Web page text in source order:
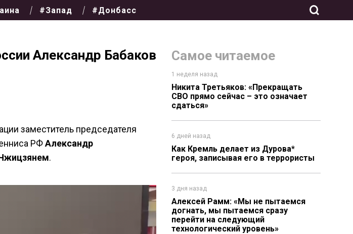
#Запад #Донбасс
Самое читаемое
1 неделя назад
Никита Третьяков: «Прекращать
СВО прямо сейчас – это означает
сдаться»
6 дней назад
Как Кремль делает из Дурова*
героя, записывая его в террористы
3 дня назад
Алексей Рамм: «Мы не пытаемся
догнать, мы пытаемся сразу
перейти на следующий
технологический уровень»
Александр Бабаков
заместитель председателя
РФАлександр
.